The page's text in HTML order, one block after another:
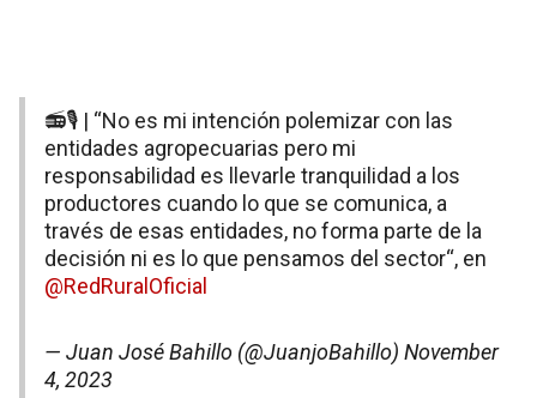
📻🎙️ | “No es mi intención polemizar con las
entidades agropecuarias pero mi
responsabilidad es llevarle tranquilidad a los
productores cuando lo que se comunica, a
través de esas entidades, no forma parte de la
decisión ni es lo que pensamos del sector“, en
@RedRuralOficial
— Juan José Bahillo (@JuanjoBahillo) November
4, 2023